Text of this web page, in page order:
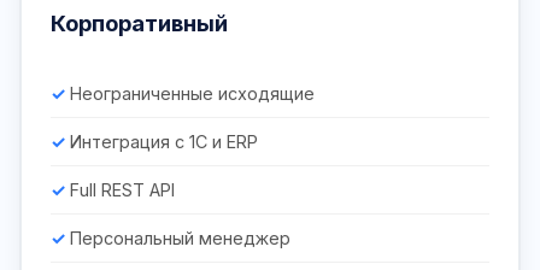
Корпоративный
Неограниченные исходящие
Интеграция с 1С и ERP
Full REST API
Персональный менеджер